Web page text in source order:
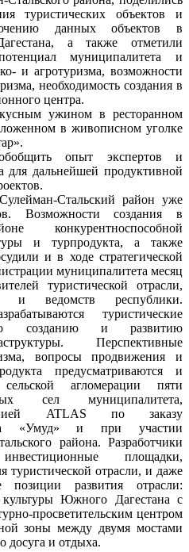
туристических объектов и
данных объектов в
а также отметили
муниципалитета и
и агротуризма, возможности
необходимость создания в
центра.
ужином в ресторанном
в живописном уголке
опыт экспертов и
для дальнейшей продуктивной
Стальский район уже
Возможности создания в
конкурентноспособной
и турпродукта, а также
и в ходе стратегической
муниципалитета месяц
туристической отрасли,
и ведомств республики.
туристические
созданию и развитию
Перспективные
вопросы продвижения и
предусматриваются и
агломерации пяти
сел муниципалитета,
ATLAS по заказу
«Умуд» и при участии
района. Разработчики
площадки,
туристической отрасли, и даже
позиции развития отрасли:
Южного Дагестана с
просветительским центром
зоны между двумя мостами
досуга и отдыха.